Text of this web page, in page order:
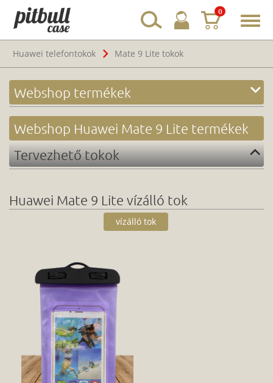
0
Huawei telefontokok
Mate 9 Lite tokok
Webshop termékek
Webshop Huawei Mate 9 Lite termékek
Tervezhető tokok
Huawei Mate 9 Lite vízálló tok
vízálló tok